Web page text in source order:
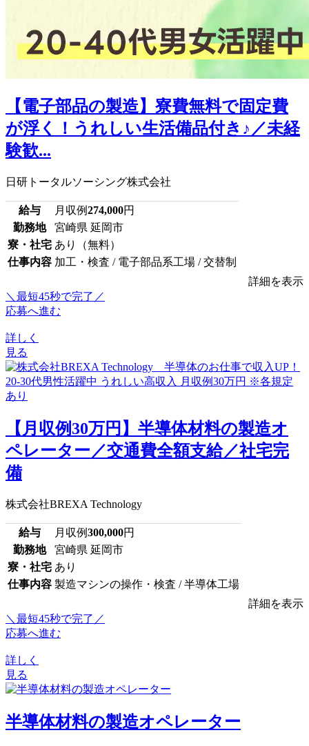
【電子部品の製造】寮費無料で固定費
が浮く！うれしい生活備品付き♪／未経
験歓...
日研トータルソーシング株式会社
給与 月収例274,000円
勤務地
宮崎県 延岡市
寮・社宅 あり（無料）
仕事内容 加工・検査 / 電子部品系工場 / 交替制
詳細を表示
＼最短45秒で完了／
応募へ進む
詳しく
見る
【月収例30万円】半導体材料の製造オ
ペレーター／交通費全額支給／社宅完
備
株式会社BREXA Technology
給与 月収例300,000円
勤務地
宮崎県 延岡市
寮・社宅 あり
仕事内容 製造マシンの操作・検査 / 半導体工場
詳細を表示
＼最短45秒で完了／
応募へ進む
詳しく
見る
半導体材料の製造オペレーター